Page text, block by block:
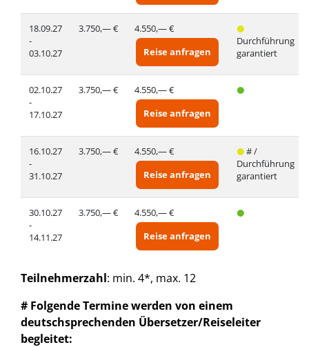
18.09.27
-
03.10.27
3.750,— €
4.550,— €
Reise anfragen
Durchführung
garantiert
02.10.27
-
17.10.27
3.750,— €
4.550,— €
Reise anfragen
16.10.27
-
31.10.27
3.750,— €
4.550,— €
Reise anfragen
# /
Durchführung
garantiert
30.10.27
-
14.11.27
3.750,— €
4.550,— €
Reise anfragen
Teilnehmerzahl: min. 4*, max. 12
# Folgende Termine werden von einem
deutschsprechenden Übersetzer/Reiseleiter
begleitet: